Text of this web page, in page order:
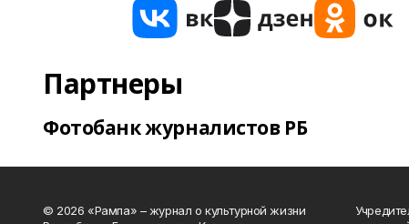
Партнеры
Фотобанк журналистов РБ
© 2026 «Рампа» – журнал о культурной жизни